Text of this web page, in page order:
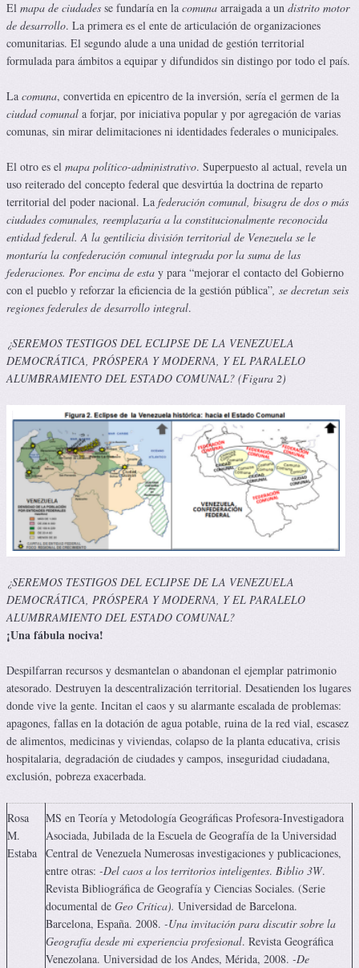
El mapa de ciudades se fundaría en la comuna arraigada a un distrito motor
de desarrollo. La primera es el ente de articulación de organizaciones
comunitarias. El segundo alude a una unidad de gestión territorial
formulada para ámbitos a equipar y difundidos sin distingo por todo el país.
La comuna, convertida en epicentro de la inversión, sería el germen de la
ciudad comunal a forjar, por iniciativa popular y por agregación de varias
comunas, sin mirar delimitaciones ni identidades federales o municipales.
El otro es el mapa político-administrativo. Superpuesto al actual, revela un
uso reiterado del concepto federal que desvirtúa la doctrina de reparto
territorial del poder nacional. La federación comunal, bisagra de dos o más
ciudades comunales, reemplazaría a la constitucionalmente reconocida
entidad federal. A la gentilicia división territorial de Venezuela se le
montaría la confederación comunal integrada por la suma de las
federaciones. Por encima de esta y para “mejorar el contacto del Gobierno
con el pueblo y reforzar la eficiencia de la gestión pública”, se decretan seis
regiones federales de desarrollo integral.
¿SEREMOS TESTIGOS DEL ECLIPSE DE LA VENEZUELA
DEMOCRÁTICA, PRÓSPERA Y MODERNA, Y EL PARALELO
ALUMBRAMIENTO DEL ESTADO COMUNAL? (Figura 2)
¿SEREMOS TESTIGOS DEL ECLIPSE DE LA VENEZUELA
DEMOCRÁTICA, PRÓSPERA Y MODERNA, Y EL PARALELO
ALUMBRAMIENTO DEL ESTADO COMUNAL?
¡Una fábula nociva!
Despilfarran recursos y desmantelan o abandonan el ejemplar patrimonio
atesorado. Destruyen la descentralización territorial. Desatienden los lugares
donde vive la gente. Incitan el caos y su alarmante escalada de problemas:
apagones, fallas en la dotación de agua potable, ruina de la red vial, escasez
de alimentos, medicinas y viviendas, colapso de la planta educativa, crisis
hospitalaria, degradación de ciudades y campos, inseguridad ciudadana,
exclusión, pobreza exacerbada.
Rosa
M.
Estaba
MS en Teoría y Metodología Geográficas Profesora-Investigadora
Asociada, Jubilada de la Escuela de Geografía de la Universidad
Central de Venezuela Numerosas investigaciones y publicaciones,
entre otras: -Del caos a los territorios inteligentes. Biblio 3W.
Revista Bibliográfica de Geografía y Ciencias Sociales. (Serie
documental de Geo Crítica). Universidad de Barcelona.
Barcelona, España. 2008. -Una invitación para discutir sobre la
Geografía desde mi experiencia profesional. Revista Geográfica
Venezolana. Universidad de los Andes, Mérida, 2008. -De